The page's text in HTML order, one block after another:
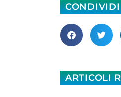
CONDIVIDI
ARTICOLI